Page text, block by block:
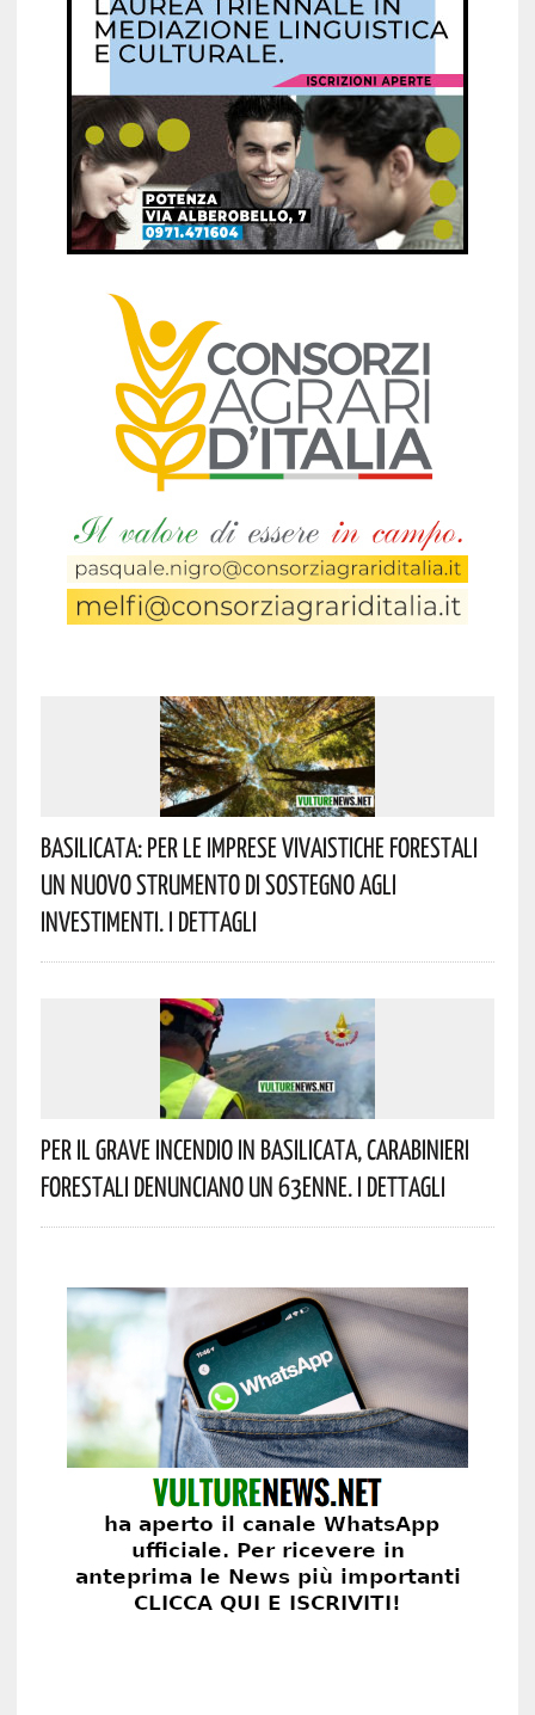
Basilicata: Per Le Imprese Vivaistiche Forestali
Un Nuovo Strumento Di Sostegno Agli
Investimenti. I Dettagli
Per Il Grave Incendio In Basilicata, Carabinieri
Forestali Denunciano Un 63enne. I Dettagli